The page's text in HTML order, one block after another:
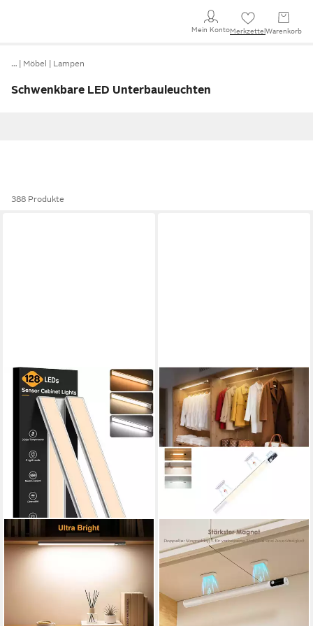
Mein KontoMerkzettel Warenkorb
… Möbel Lampen
Schwenkbare LED Unterbauleuchten
388 Produkte